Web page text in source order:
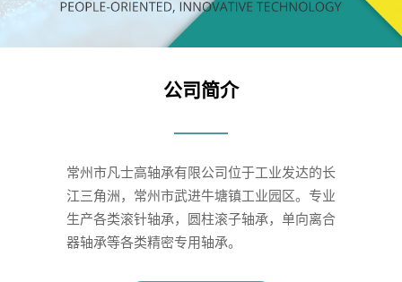
公司简介
常州市凡士高轴承有限公司位于工业发达的长
江三角洲，常州市武进牛塘镇工业园区。专业
生产各类滚针轴承，圆柱滚子轴承，单向离合
器轴承等各类精密专用轴承。